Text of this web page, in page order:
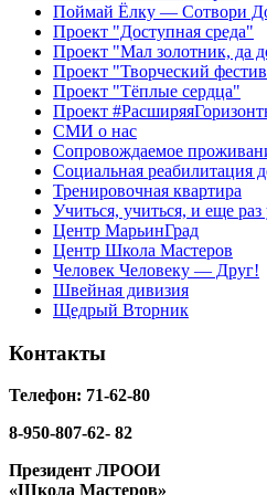
Поймай Ёлку — Сотвори
Проект "Доступная среда"
Проект "Мал золотник, да
Проект "Творческий
Проект "Тёплые сердца"
Проект
СМИ о нас
Сопровождаемое
Социальная реабилитация
Тренировочная квартира
Учиться, учиться, и еще раз
Центр МарьинГрад
Центр Школа Мастеров
Человек Человеку — Друг!
Швейная дивизия
Щедрый Вторник
Контакты
Телефон: 71-62-80
8-950-807-62- 82
Президент ЛРООИ
«Школа Мастеров»